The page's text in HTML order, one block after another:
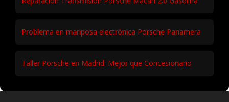
Problema en mariposa electrónica Porsche Panamera
Taller Porsche en Madrid: Mejor que Concesionario